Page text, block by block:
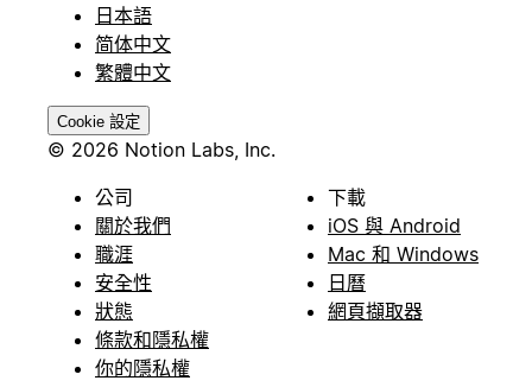
日本語
简体中文
繁體中文
Cookie 設定
© 2026 Notion Labs, Inc.
公司
關於我們
職涯
安全性
狀態
條款和隱私權
你的隱私權
下載
iOS 與 Android
Mac 和 Windows
日曆
網頁擷取器